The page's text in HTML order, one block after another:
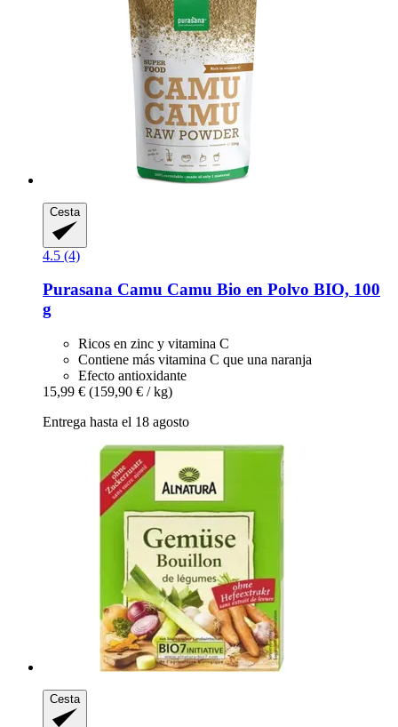
Cesta
4.5 (4)
Purasana Camu Camu Bio en Polvo BIO, 100
g
Ricos en zinc y vitamina C
Contiene más vitamina C que una naranja
Efecto antioxidante
15,99 € (159,90 € / kg)
Entrega hasta el 18 agosto
Cesta